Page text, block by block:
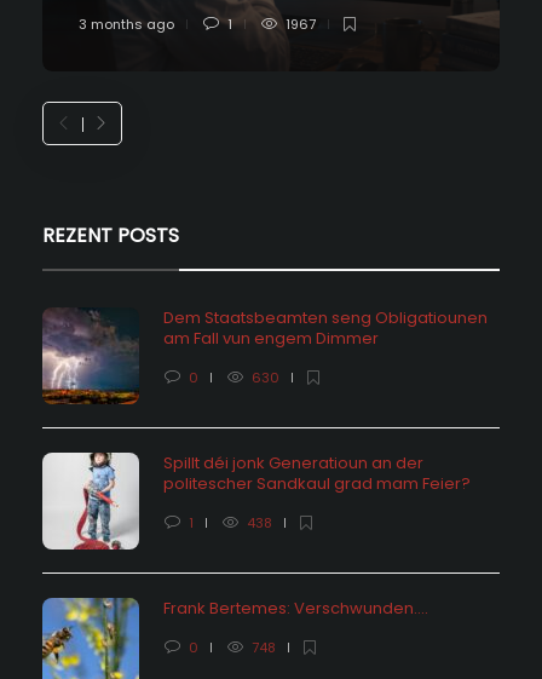
3 months ago 1 1967
REZENT POSTS
Dem Staatsbeamten seng Obligatiounen
am Fall vun engem Dimmer
0 630
Spillt déi jonk Generatioun an der
politescher Sandkaul grad mam Feier?
1 438
Frank Bertemes: Verschwunden….
0 748